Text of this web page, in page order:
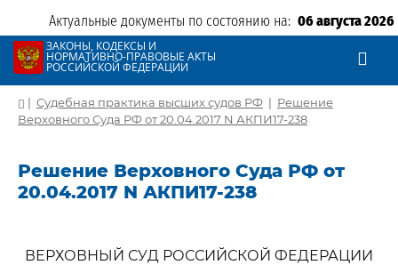
Актуальные документы по состоянию на: 06 августа 2026
ЗАКОНЫ, КОДЕКСЫ И
НОРМАТИВНО-ПРАВОВЫЕ АКТЫ
РОССИЙСКОЙ ФЕДЕРАЦИИ
| Судебная практика высших судов РФ | Решение
Верховного Суда РФ от 20.04.2017 N АКПИ17-238
Решение Верховного Суда РФ от
20.04.2017 N АКПИ17-238
ВЕРХОВНЫЙ СУД РОССИЙСКОЙ ФЕДЕРАЦИИ